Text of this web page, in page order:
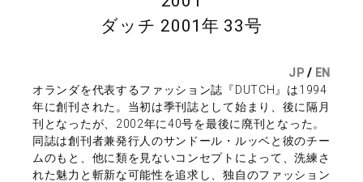
ダッチ 2001年 33号
JP / EN
オランダを代表するファッション誌『DUTCH』は1994
年に創刊された。当初は季刊誌として始まり、後に隔月
刊となったが、2002年に40号を最後に廃刊となった。
同誌は創刊者兼発行人のサンドール・ルッベと彼のチー
ムのもと、他に類を見ないコンセプトによって、洗練さ
れた魅力と斬新な可能性を追求し、独自のファッション